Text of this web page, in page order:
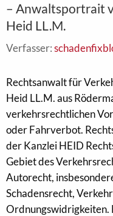
– Anwaltsportrait
Heid LL.M.
Verfasser:
Rechtsanwalt für
Heid LL.M. aus
verkehrsrechtlichen
oder Fahrverbot.
der Kanzlei HEID
Gebiet des
Autorecht,
Schadensrecht,
Ordnungswidrigkeiten.